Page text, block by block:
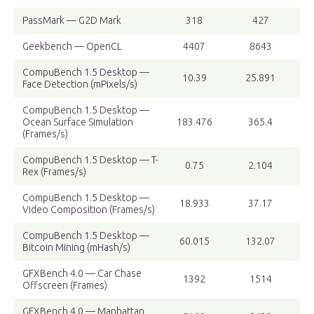
PassMark — G2D Mark 318 427
Geekbench — OpenCL 4407 8643
CompuBench 1.5 Desktop —
Face Detection (mPixels/s)
10.39 25.891
CompuBench 1.5 Desktop —
Ocean Surface Simulation
(Frames/s)
183.476 365.4
CompuBench 1.5 Desktop — T-
Rex (Frames/s)
0.75 2.104
CompuBench 1.5 Desktop —
Video Composition (Frames/s)
18.933 37.17
CompuBench 1.5 Desktop —
Bitcoin Mining (mHash/s)
60.015 132.07
GFXBench 4.0 — Car Chase
Offscreen (Frames)
1392 1514
GFXBench 4.0 — Manhattan